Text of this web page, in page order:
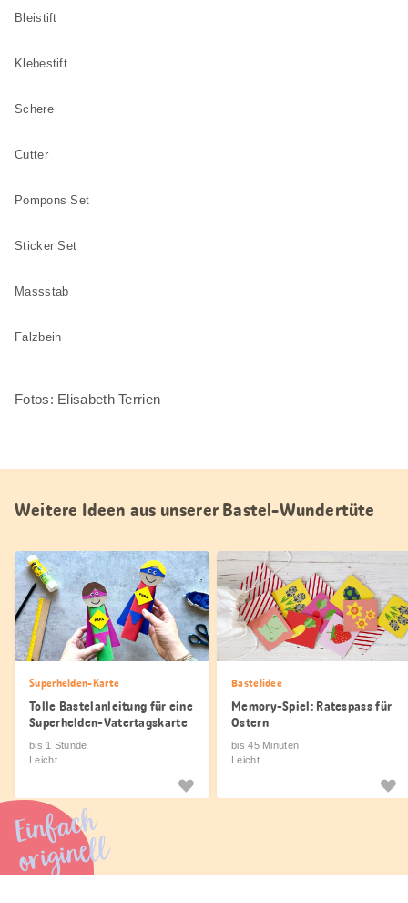
Bleistift
Klebestift
Schere
Cutter
Pompons Set
Sticker Set
Massstab
Falzbein
Fotos: Elisabeth Terrien
Weitere Ideen aus unserer Bastel-Wundertüte
Superhelden-Karte
Tolle Bastelanleitung für eine
Superhelden-Vatertagskarte
bis 1 Stunde
Leicht
Bastelidee
Memory-Spiel: Ratespass für
Ostern
bis 45 Minuten
Leicht
Einfach
originell